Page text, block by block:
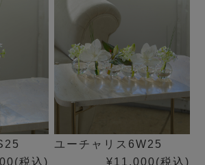
(税込)
ユーチャリス6W25
¥11,000(税込)